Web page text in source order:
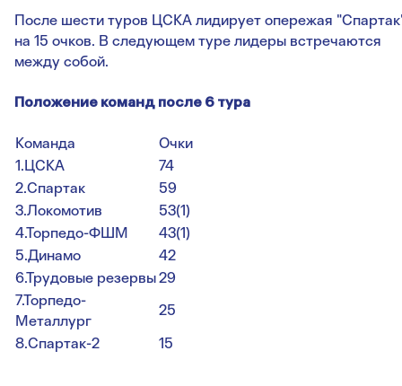
После шести туров ЦСКА лидирует опережая
на 15 очков. В следующем туре лидеры встречаются
между собой.
Положение команд после 6 тура
Команда
Очки
1.ЦСКА
74
2.Спартак
59
3.Локомотив
53(1)
4.Торпедо-ФШМ
43(1)
5.Динамо
42
6.Трудовые резервы29
7.Торпедо-
Металлург
25
8.Спартак-2
15